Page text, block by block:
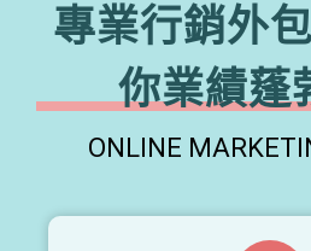
專業行銷外
你業績蓬
ONLINE